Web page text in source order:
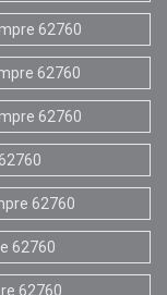
62760
62760
62760
62760
62760
62760